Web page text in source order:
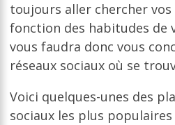
toujours aller chercher
fonction des habitudes de
vous faudra donc vous
réseaux sociaux où se
Voici quelques-unes des
sociaux les plus